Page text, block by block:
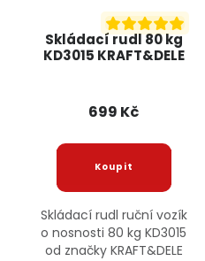
Skládací rudl 80 kg
KD3015 KRAFT&DELE
699 Kč
Skládací rudl ruční vozík
o nosnosti 80 kg KD3015
od značky KRAFT&DELE